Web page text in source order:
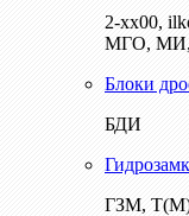
2-хх00,
МГО,
Блоки
БДИ
ГЗМ,